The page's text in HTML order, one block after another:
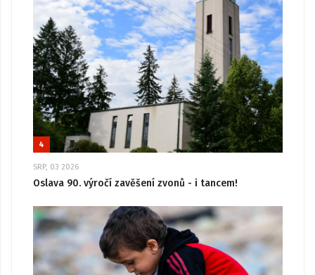
4
SRP, 03 2026
Oslava 90. výročí zavěšení zvonů - i tancem!